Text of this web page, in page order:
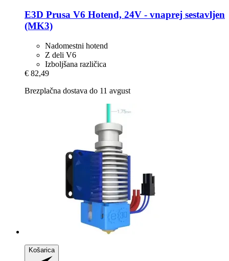
E3D Prusa V6 Hotend, 24V -​ vnaprej sestavljen
(MK3)
Nadomestni hotend
Z deli V6
Izboljšana različica
€ 82,49
Brezplačna dostava do 11 avgust
Košarica